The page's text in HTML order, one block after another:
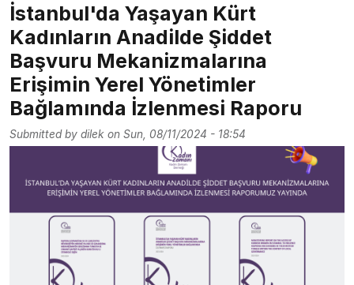
İstanbul'da Yaşayan Kürt
Kadınların Anadilde Şiddet
Başvuru Mekanizmalarına
Erişimin Yerel Yönetimler
Bağlamında İzlenmesi Raporu
Submitted by dilek on Sun, 08/11/2024 - 18:54